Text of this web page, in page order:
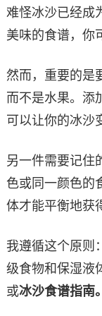
难怪冰沙已经成
美味的食谱，你
然而，重要的是
而不是水果。添
可以让你的冰沙
另一件需要记住
色或同一颜色的
体才能平衡地获
我遵循这个原则
级食物和保湿液
或冰沙食谱指南。